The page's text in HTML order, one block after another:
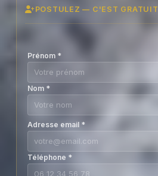
POSTULEZ — C'EST GRATUIT
Prénom *
Nom *
Adresse email *
Téléphone *